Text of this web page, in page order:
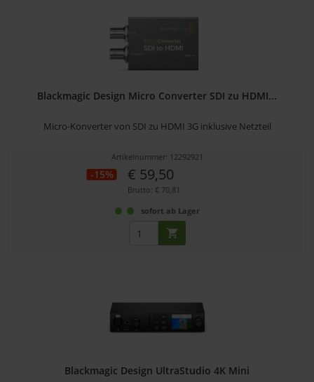
Blackmagic Design Micro Converter SDI zu HDMI...
Micro-Konverter von SDI zu HDMI 3G inklusive Netzteil
Artikelnummer: 12292921
-15% € 59,50
Brutto: € 70,81
sofort ab Lager
Blackmagic Design UltraStudio 4K Mini